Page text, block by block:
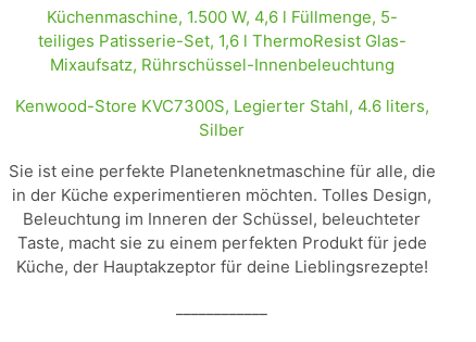
Kenwood-Store KVC7300S, Legierter Stahl, 4.6 liters,
Silber
Sie ist eine perfekte Planetenknetmaschine für alle, die
in der Küche experimentieren möchten. Tolles Design,
Beleuchtung im Inneren der Schüssel, beleuchteter
Taste, macht sie zu einem perfekten Produkt für jede
Küche, der Hauptakzeptor für deine Lieblingsrezepte!